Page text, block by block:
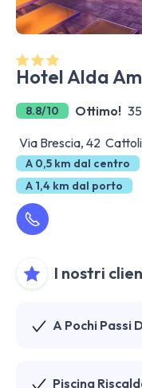
Hotel Alda
8.8/10 Ottimo!
Via Brescia, 42
A 0,5 km dal centro
A 1,4 km dal porto
I nostri
A Pochi Passi
Piscina